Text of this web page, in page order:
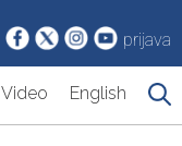
prijava
Video English